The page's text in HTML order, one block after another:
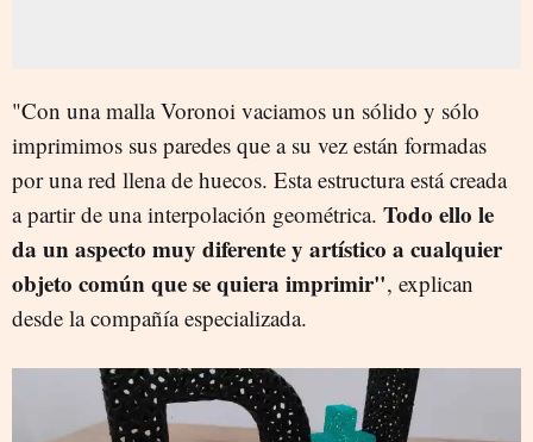
"Con una malla Voronoi vaciamos un sólido y sólo
imprimimos sus paredes que a su vez están formadas
por una red llena de huecos. Esta estructura está creada
a partir de una interpolación geométrica. Todo ello le
da un aspecto muy diferente y artístico a cualquier
objeto común que se quiera imprimir", explican
desde la compañía especializada.